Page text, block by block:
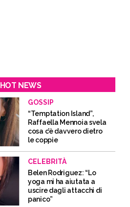
HOT NEWS
GOSSIP
“Temptation Island”,
Raffaella Mennoia svela
cosa c’è davvero dietro
le coppie
CELEBRITÀ
Belen Rodriguez: “Lo
yoga mi ha aiutata a
uscire dagli attacchi di
panico”